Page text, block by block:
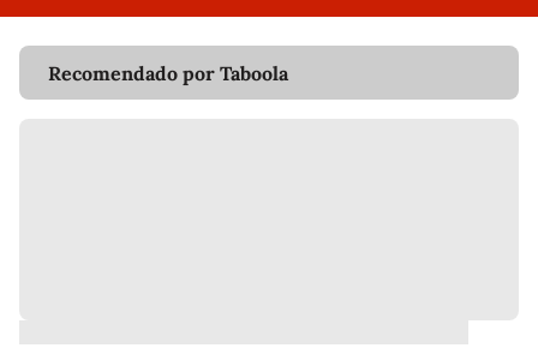
Recomendado por Taboola